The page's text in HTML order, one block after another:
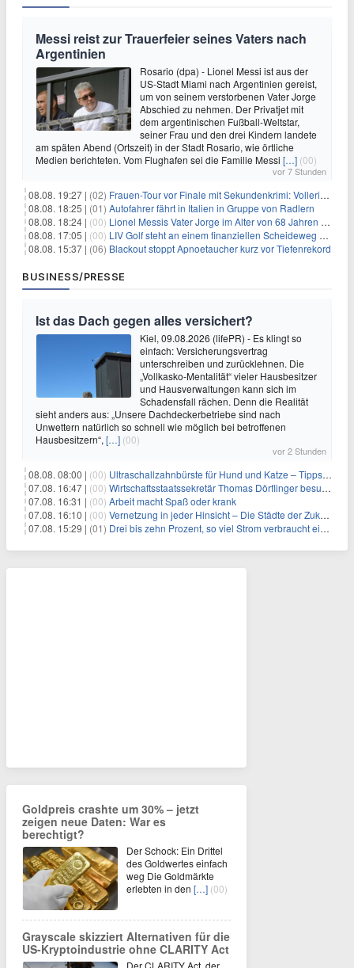
Messi reist zur Trauerfeier seines Vaters nach
Argentinien
Rosario (dpa) - Lionel Messi ist aus der
US-Stadt Miami nach Argentinien gereist,
um von seinem verstorbenen Vater Jorge
Abschied zu nehmen. Der Privatjet mit
dem argentinischen Fußball-Weltstar,
seiner Frau und den drei Kindern landete
am späten Abend (Ortszeit) in der Stadt Rosario, wie örtliche
Medien berichteten. Vom Flughafen sei die Familie Messi […] (00)
vor 7 Stunden
08.08. 19:27 | (02) Frauen-Tour vor Finale mit Sekundenkrimi: Vollering in Gelb
08.08. 18:25 | (01) Autofahrer fährt in Italien in Gruppe von Radlern
08.08. 18:24 | (00) Lionel Messis Vater Jorge im Alter von 68 Jahren gestorben
08.08. 17:05 | (00) LIV Golf steht an einem finanziellen Scheideweg auf der Suche nach neuen Investitionen
08.08. 15:37 | (06) Blackout stoppt Apnoetaucher kurz vor Tiefenrekord
BUSINESS/PRESSE
Ist das Dach gegen alles versichert?
Kiel, 09.08.2026 (lifePR) - Es klingt so
einfach: Versicherungsvertrag
unterschreiben und zurücklehnen. Die
„Vollkasko-Mentalität“ vieler Hausbesitzer
und Hausverwaltungen kann sich im
Schadensfall rächen. Denn die Realität
sieht anders aus: „Unsere Dachdeckerbetriebe sind nach
Unwettern natürlich so schnell wie möglich bei betroffenen
Hausbesitzern“, […] (00)
vor 2 Stunden
08.08. 08:00 | (00) Ultraschallzahnbürste für Hund und Katze – Tipps zur erfolgreichen Eingewöhnung
07.08. 16:47 | (00) Wirtschaftsstaatssekretär Thomas Dörflinger besucht Handwerksbetrieb im Kammerbezirk Freiburg
07.08. 16:31 | (00) Arbeit macht Spaß oder krank
07.08. 16:10 | (00) Vernetzung in jeder Hinsicht – Die Städte der Zukunft sind grün-blau
07.08. 15:29 | (01) Drei bis zehn Prozent, so viel Strom verbraucht ein Aufzug im Gebäude
Goldpreis crashte um 30% – jetzt
zeigen neue Daten: War es
berechtigt?
Der Schock: Ein Drittel
des Goldwertes einfach
weg Die Goldmärkte
erlebten in den […] (00)
Grayscale skizziert Alternativen für die
US-Kryptoindustrie ohne CLARITY Act